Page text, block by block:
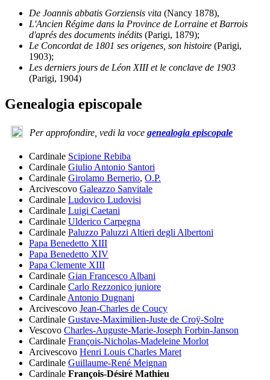
De Joannis abbatis Gorziensis vita (Nancy 1878),
L'Ancien Régime dans la Province de Lorraine et Barrois
d'aprés des documents inédits (Parigi, 1879);
Le Concordat de 1801 ses origenes, son histoire (Parigi,
1903);
Les derniers jours de Léon XIII et le conclave de 1903
(Parigi, 1904)
Genealogia episcopale
Per approfondire, vedi la voce genealogia episcopale
Cardinale Scipione Rebiba
Cardinale Giulio Antonio Santori
Cardinale Girolamo Bernerio, O.P.
Arcivescovo Galeazzo Sanvitale
Cardinale Ludovico Ludovisi
Cardinale Luigi Caetani
Cardinale Ulderico Carpegna
Cardinale Paluzzo Paluzzi Altieri degli Albertoni
Papa Benedetto XIII
Papa Benedetto XIV
Papa Clemente XIII
Cardinale Gian Francesco Albani
Cardinale Carlo Rezzonico juniore
Cardinale Antonio Dugnani
Arcivescovo Jean-Charles de Coucy
Cardinale Gustave-Maximilien-Juste de Croÿ-Solre
Vescovo Charles-Auguste-Marie-Joseph Forbin-Janson
Cardinale François-Nicholas-Madeleine Morlot
Arcivescovo Henri Louis Charles Maret
Cardinale Guillaume-René Meignan
Cardinale François-Désiré Mathieu